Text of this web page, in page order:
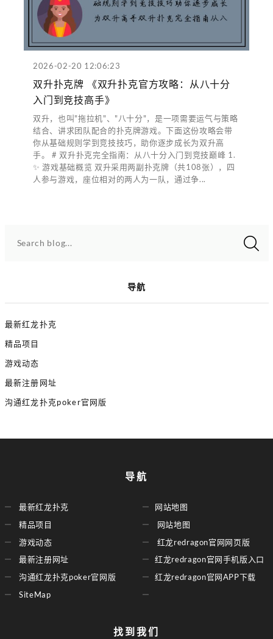
2026-02-20 12:06:23
双升扑克牌 《双升扑克官方攻略：从八十分
入门到竞技高手》
双升，也叫"拖拉机"、"八十分"，是一项需要运气与策略
结合、讲求团队配合的扑克牌游戏。下面这份攻略会带
你从基础规则学到竞技技巧，助你逐步成长为双升高
手。 # 双升扑克完全指南：从八十分入门到竞技巅峰 1.
✨ 游戏基础概览 双升采用两副扑克牌（共108张），四
人参与游戏，座位相对的两人为一队，通过争...
Search blog...
导航
最新红龙扑克
精品项目
游戏动态
最新注册网址
沟通红龙扑克poker官网版
导航
最新红龙扑克
精品项目
游戏动态
最新注册网址
沟通红龙扑克poker官网版
SiteMap
网站地图
网站地图
红龙redragon官网网页版
红龙redragon官网手机版入口
红龙redragon官网APP下载
找到我们